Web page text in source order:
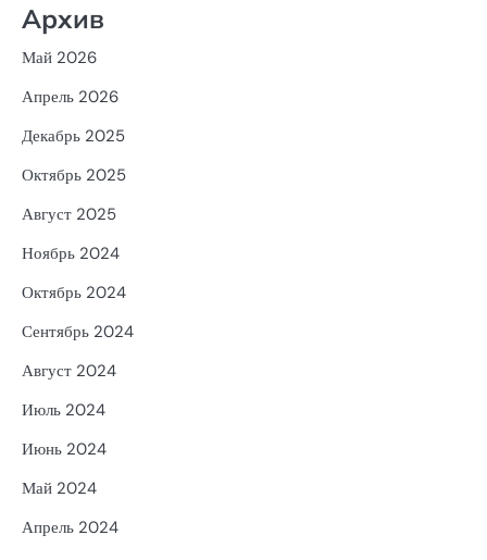
Архив
Май 2026
Апрель 2026
Декабрь 2025
Октябрь 2025
Август 2025
Ноябрь 2024
Октябрь 2024
Сентябрь 2024
Август 2024
Июль 2024
Июнь 2024
Май 2024
Апрель 2024